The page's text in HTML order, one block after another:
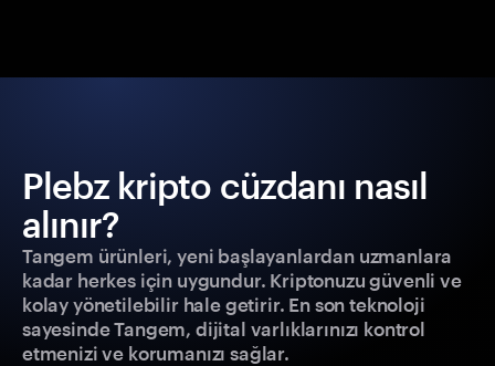
Plebz kripto cüzdanı nasıl
alınır?
Tangem ürünleri, yeni başlayanlardan uzmanlara
kadar herkes için uygundur. Kriptonuzu güvenli ve
kolay yönetilebilir hale getirir. En son teknoloji
sayesinde Tangem, dijital varlıklarınızı kontrol
etmenizi ve korumanızı sağlar.